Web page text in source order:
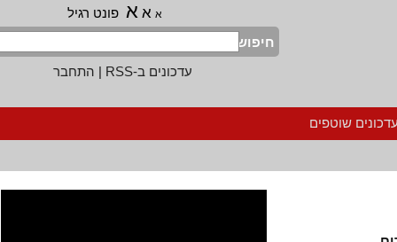
א א פונט רגיל
חיפוש
עדכונים ב-RSS
|התחבר
שוטפים